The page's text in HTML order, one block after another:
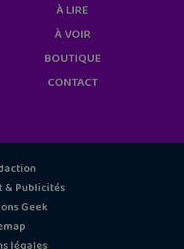
À LIRE
À VOIR
BOUTIQUE
CONTACT
Publicités
Geek